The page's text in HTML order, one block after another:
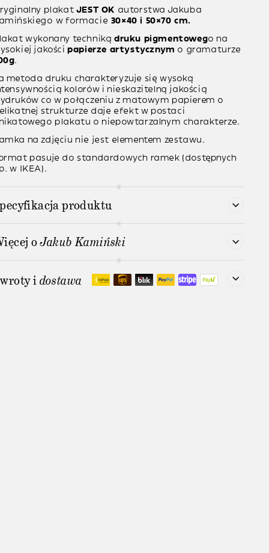
plakat JEST OK autorstwa Jakuba
w formacie 30×40 i 50×70 cm.
wykonany techniką druku pigmentowego na
jakościpapierze artystycznym o gramaturze
.
metoda druku charakteryzuje się wysoką
kolorów i nieskazitelną jakością
co w połączeniu z matowym papierem o
strukturze daje efekt w postaci
plakatu o niepowtarzalnym charakterze.
na zdjęciu nie jest elementem zestawu.
pasuje do standardowych ramek (dostępnych
w IKEA).
produktu
oJakub Kamiński
idostawa